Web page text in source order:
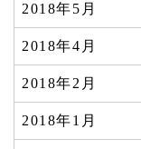
2018年5月
2018年4月
2018年2月
2018年1月